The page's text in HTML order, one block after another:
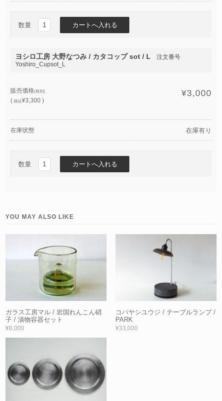
数量
ヨシロ工房 大野なつみ / カタコップ sot / L
注文番号
Yoshiro_Cupsot_L
販売価格(税別)
(税込¥3,300 )
¥3,000
在庫状態 在庫有り
数量
YOU MAY ALSO LIKE
ガラス工房マル / 岩国れんこん硝
子 / 漬物容器セット
¥8,000
コバヤシユウジ / テーブルランプ /
PARK
¥33,000